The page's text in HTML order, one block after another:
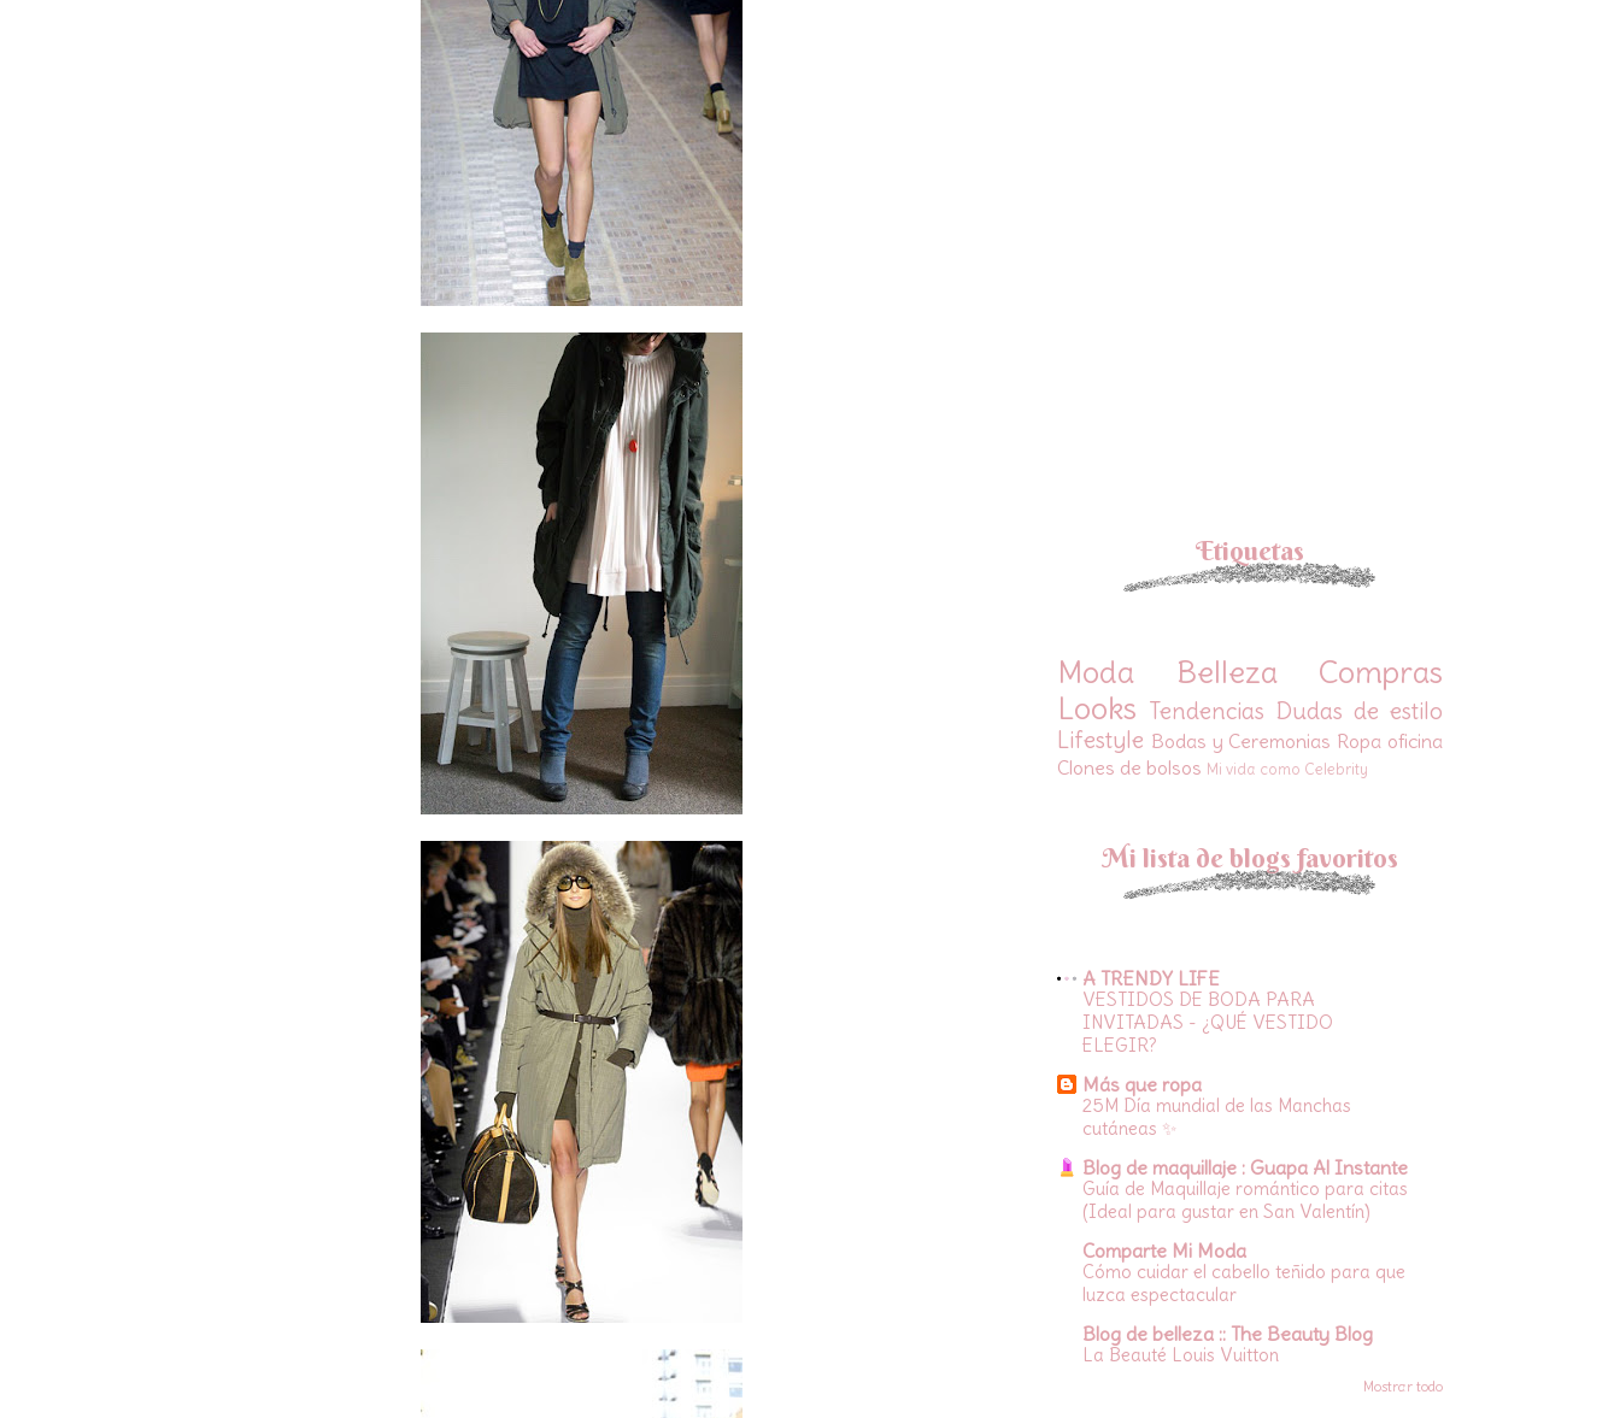
Etiquetas
Moda Belleza
Compras
Looks Tendencias Dudas de estilo
Lifestyle Bodas y Ceremonias Ropa oficina
Clones de bolsos Mi vida como Celebrity
Mi lista de blogs favoritos
A TRENDY LIFE
VESTIDOS DE BODA PARA
INVITADAS - ¿QUÉ VESTIDO
ELEGIR?
Más que ropa
25M Día mundial de las Manchas
cutáneas ✨
Blog de maquillaje : Guapa Al Instante
Guía de Maquillaje romántico para citas
(Ideal para gustar en San Valentín)
Comparte Mi Moda
Cómo cuidar el cabello teñido para que
luzca espectacular
Blog de belleza :: The Beauty Blog
La Beauté Louis Vuitton
Mostrar todo